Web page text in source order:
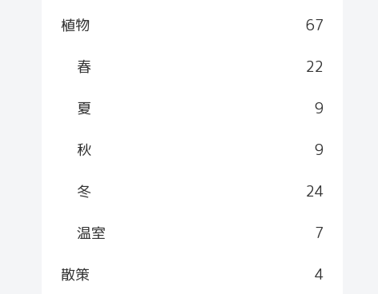
植物 67
春 22
夏 9
秋 9
冬 24
温室 7
散策 4